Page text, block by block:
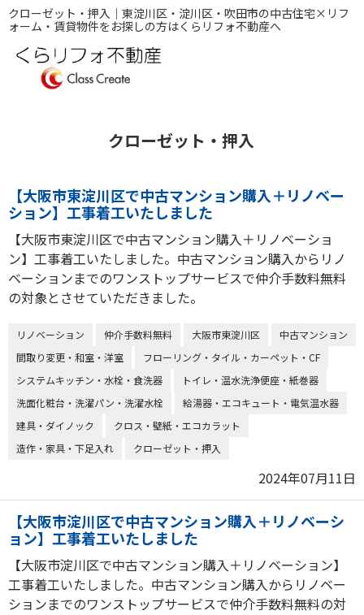
クローゼット・押入｜東淀川区・淀川区・吹田市の中古住宅×リフ
ォーム・賃貸物件をお探しの方はくらリフォ不動産へ
クローゼット・押入
【大阪市東淀川区で中古マンション購入＋リノベー
ション】工事着工いたしました
【大阪市東淀川区で中古マンション購入＋リノベーショ
ン】工事着工いたしました。中古マンション購入からリノ
ベーションまでのワンストップサービスで仲介手数料無料
の対象とさせていただきました。
リノベーション 仲介手数料無料 大阪市東淀川区
中古マンション
間取り変更・和室・洋室
フローリング・タイル・カーペット・CF
システムキッチン・水栓・食洗器
トイレ・温水洗浄便座・紙巻器
洗面化粧台・洗濯パン・洗濯水栓
給湯器・エコキュート・電気温水器
建具・ダイノック
クロス・壁紙・エコカラット
造作・家具・下足入れ
クローゼット・押入
2024年07月11日
【大阪市淀川区で中古マンション購入＋リノベーシ
ョン】工事着工いたしました
【大阪市淀川区で中古マンション購入＋リノベーション】
工事着工いたしました。中古マンション購入からリノベー
ションまでのワンストップサービスで仲介手数料無料の対